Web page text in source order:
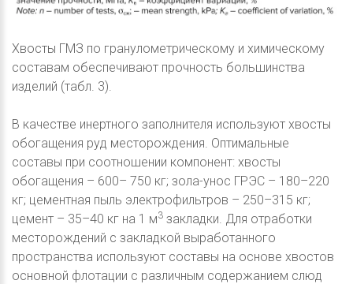
Хвосты ГМЗ по гранулометрическому и химическому
составам обеспечивают прочность большинства
изделий (табл. 3).
В качестве инертного заполнителя используют хвосты
обогащения руд месторождения. Оптимальные
составы при соотношении компонент: хвосты
обогащения – 600– 750 кг; зола-унос ГРЭС – 180–220
кг; цементная пыль электрофильтров – 250–315 кг;
цемент – 35–40 кг на 1 м3 закладки. Для отработки
месторождений с закладкой выработанного
пространства используют составы на основе хвостов
основной флотации с различным содержанием слюд